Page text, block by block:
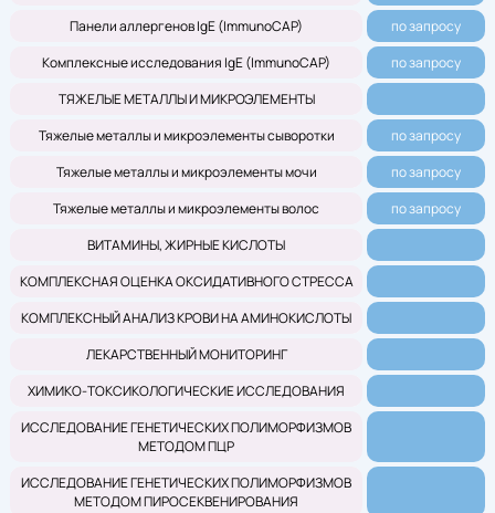
Панели аллергенов IgE (ImmunoCAP)
по запросу
Комплексные исследования IgE (ImmunoCAP)
по запросу
ТЯЖЕЛЫЕ МЕТАЛЛЫ И МИКРОЭЛЕМЕНТЫ
Тяжелые металлы и микроэлементы сыворотки
по запросу
Тяжелые металлы и микроэлементы мочи
по запросу
Тяжелые металлы и микроэлементы волос
по запросу
ВИТАМИНЫ, ЖИРНЫЕ КИСЛОТЫ
КОМПЛЕКСНАЯ ОЦЕНКА ОКСИДАТИВНОГО СТРЕССА
КОМПЛЕКСНЫЙ АНАЛИЗ КРОВИ НА АМИНОКИСЛОТЫ
ЛЕКАРСТВЕННЫЙ МОНИТОРИНГ
ХИМИКО-ТОКСИКОЛОГИЧЕСКИЕ ИССЛЕДОВАНИЯ
ИССЛЕДОВАНИЕ ГЕНЕТИЧЕСКИХ ПОЛИМОРФИЗМОВ
МЕТОДОМ ПЦР
ИССЛЕДОВАНИЕ ГЕНЕТИЧЕСКИХ ПОЛИМОРФИЗМОВ
МЕТОДОМ ПИРОСЕКВЕНИРОВАНИЯ